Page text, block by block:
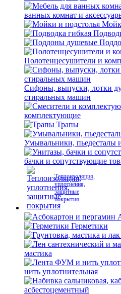
ванных комнат и
Полотенцесушители и
Сифоны, выпуски, лотки
стиральных машин
комплектующие
Трапы
Умывальники, пьедесталы
бачки и сопутствующие
Теплоизоляция,
уплотнения,
защитные
покрытия
Герметики
мастика
нить уплотнительная